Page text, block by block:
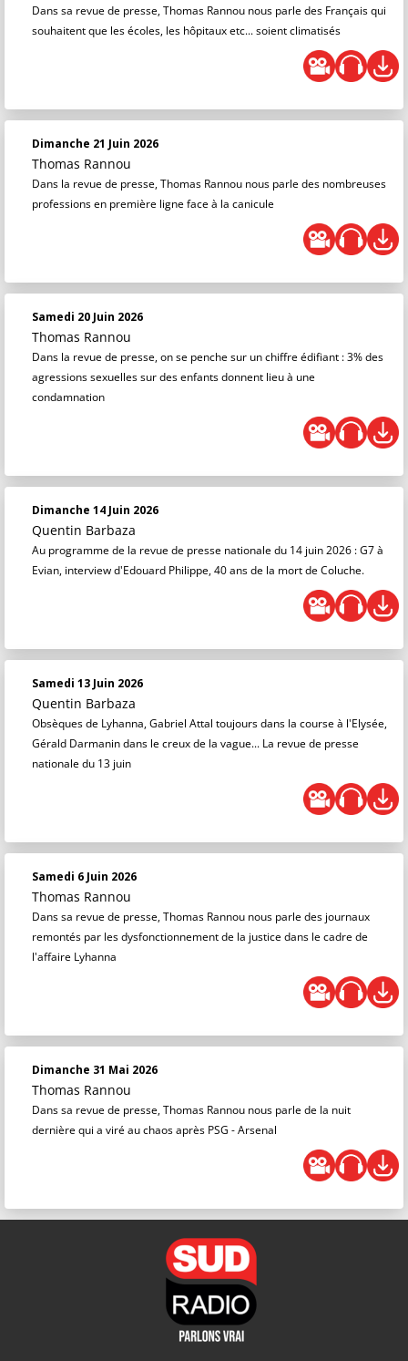
Dans sa revue de presse, Thomas Rannou nous parle des Français qui
souhaitent que les écoles, les hôpitaux etc... soient climatisés
Dimanche 21 Juin 2026
Thomas Rannou
Dans la revue de presse, Thomas Rannou nous parle des nombreuses
professions en première ligne face à la canicule
Samedi 20 Juin 2026
Thomas Rannou
Dans la revue de presse, on se penche sur un chiffre édifiant : 3% des
agressions sexuelles sur des enfants donnent lieu à une
condamnation
Dimanche 14 Juin 2026
Quentin Barbaza
Au programme de la revue de presse nationale du 14 juin 2026 : G7 à
Evian, interview d'Edouard Philippe, 40 ans de la mort de Coluche.
Samedi 13 Juin 2026
Quentin Barbaza
Obsèques de Lyhanna, Gabriel Attal toujours dans la course à l'Elysée,
Gérald Darmanin dans le creux de la vague... La revue de presse
nationale du 13 juin
Samedi 6 Juin 2026
Thomas Rannou
Dans sa revue de presse, Thomas Rannou nous parle des journaux
remontés par les dysfonctionnement de la justice dans le cadre de
l'affaire Lyhanna
Dimanche 31 Mai 2026
Thomas Rannou
Dans sa revue de presse, Thomas Rannou nous parle de la nuit
dernière qui a viré au chaos après PSG - Arsenal